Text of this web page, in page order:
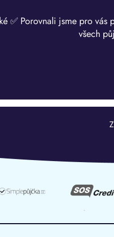
✅ Porovnali jsme pro
všech